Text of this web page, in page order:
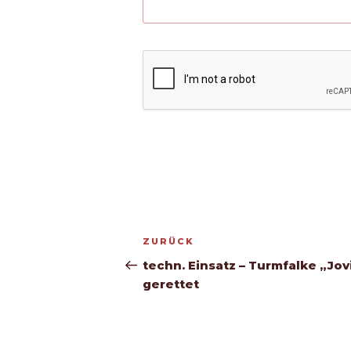
Beitragsnavigation
Vorheriger
Beitrag
ZURÜCK
techn. Einsatz – Turmfalke
gerettet